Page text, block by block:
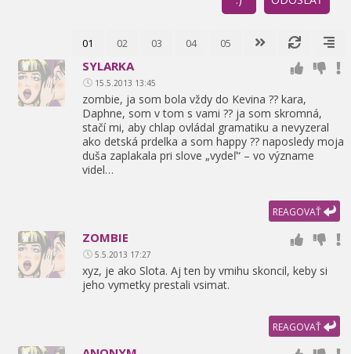
01 02 03 04 05
SYLARKA
15.5.2013 13:45
zombie, ja som bola vždy do Kevina ?? kara,
Daphne, som v tom s vami ?? ja som skromná,
stačí mi, aby chlap ovládal gramatiku a nevyzeral
ako detská prdelka a som happy ?? naposledy moja
duša zaplakala pri slove „vydeľ“ – vo význame
videl…
REAGOVAŤ
ZOMBIE
5.5.2013 17:27
xyz, je ako Slota. Aj ten by vmihu skoncil, keby si
jeho vymetky prestali vsimat.
REAGOVAŤ